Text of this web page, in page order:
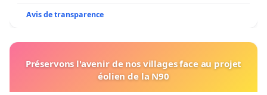
Avis de transparence
Préservons l'avenir de nos villages face au projet
éolien de la N90